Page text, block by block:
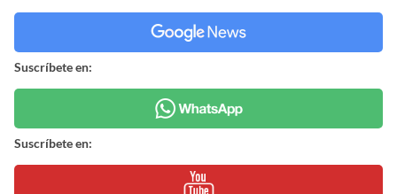
Suscríbete en:
Suscríbete en: